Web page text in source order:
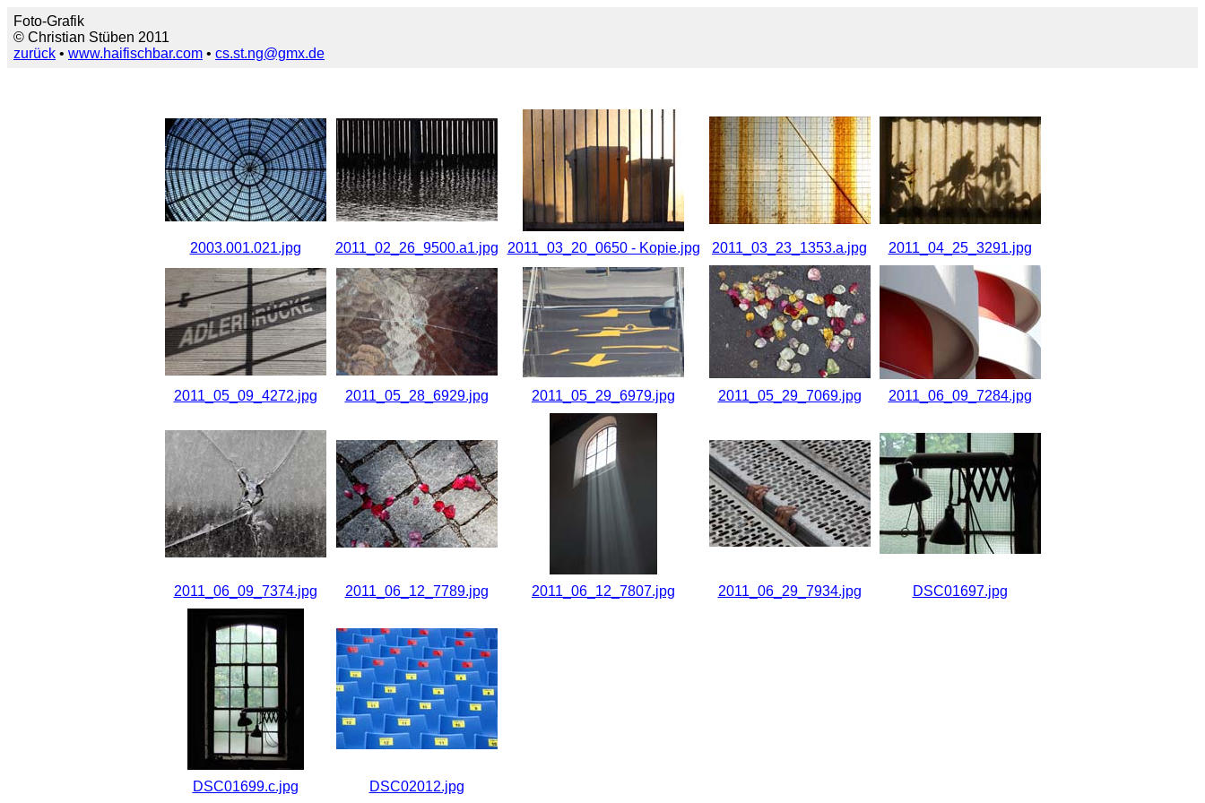
Foto-Grafik
© Christian Stüben 2011
zurück • www.haifischbar.com • cs.st.ng@gmx.de
2003.001.021.jpg 2011_02_26_9500.a1.jpg 2011_03_20_0650 - Kopie.jpg 2011_03_23_1353.a.jpg 2011_04_25_3291.jpg
2011_05_09_4272.jpg 2011_05_28_6929.jpg 2011_05_29_6979.jpg 2011_05_29_7069.jpg 2011_06_09_7284.jpg
2011_06_09_7374.jpg 2011_06_12_7789.jpg 2011_06_12_7807.jpg 2011_06_29_7934.jpg DSC01697.jpg
DSC01699.c.jpg DSC02012.jpg